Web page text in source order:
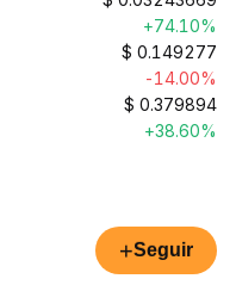
+74.10%
$ 0.149277
-14.00%
$ 0.379894
+38.60%
+Seguir